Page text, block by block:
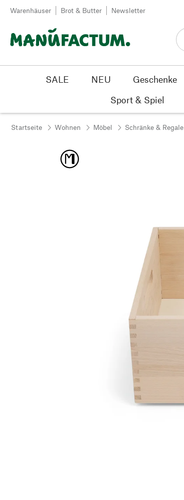
Zum Inhalt springen
Warenhäuser Brot & Butter Newsletter
SALE NEU Geschenke
Sport & Spiel
Startseite Wohnen Möbel Schränke & Regale